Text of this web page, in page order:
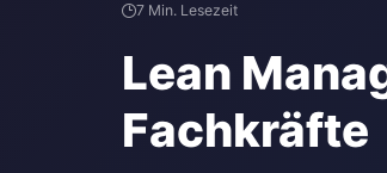
7 Min. Lesezeit
Lean
Fachkräfte